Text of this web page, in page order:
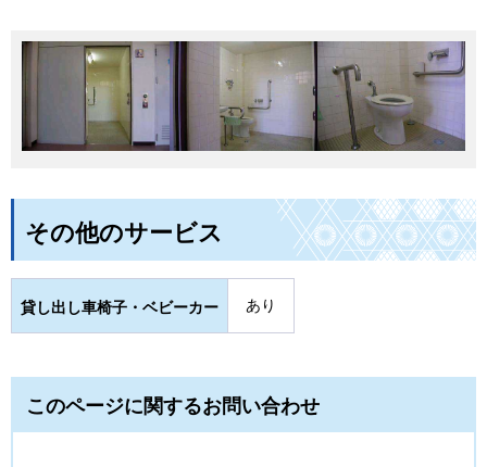
その他のサービス
貸し出し車椅子・ベビーカー あり
このページに関するお問い合わせ